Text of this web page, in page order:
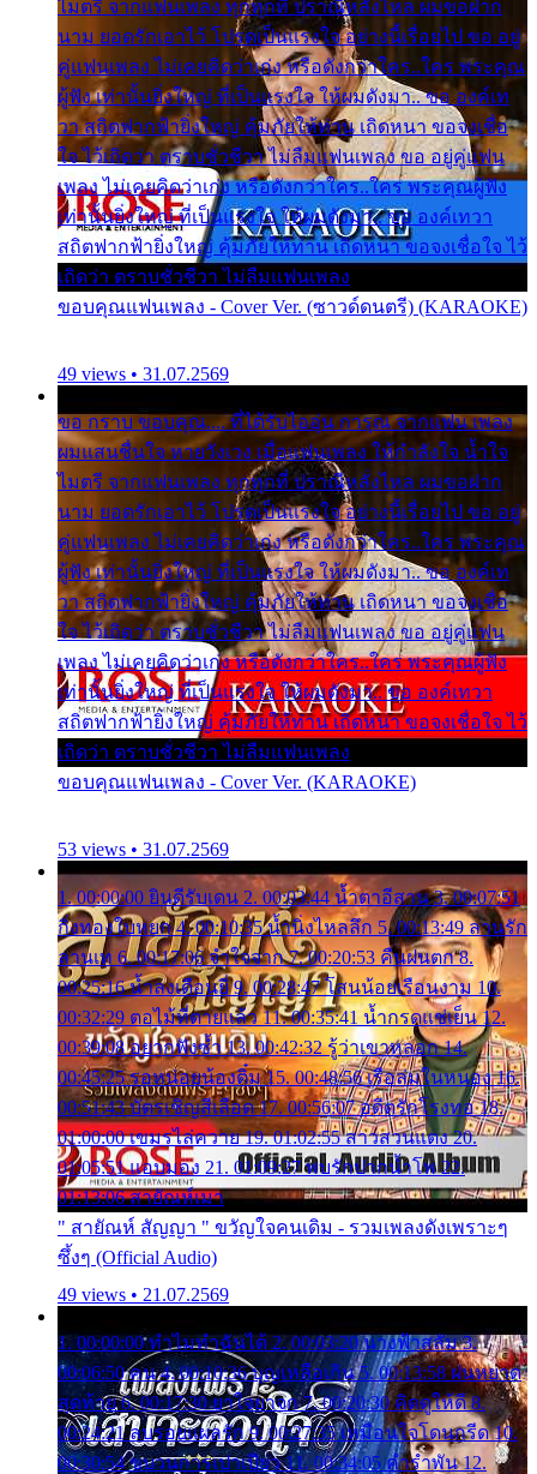
ไมตรี จากแฟนเพลง ทุกทุกที่ ปราณีหลั่งไหล ผมขอฝาก
นาม ยอดรักเอาไว้ โปรดเป็นแรงใจ อย่างนี้เรื่อยไป ขอ อยู่
คู่แฟนเพลง ไม่เคยคิดว่าเก่ง หรือดังกว่าใคร..ใคร พระคุณ
ผู้ฟัง เท่านั้นยิ่งใหญ่ ที่เป็นแรงใจ ให้ผมดังมา.. ขอ องค์เท
วา สถิตฟากฟ้ายิ่งใหญ่ คุ้มภัยให้ท่าน เถิดหนา ขอจงเชื่อ
ใจ ไว้เถิดว่า ตราบชั่วชีวา ไม่ลืมแฟนเพลง ขอ อยู่คู่แฟน
เพลง ไม่เคยคิดว่าเก่ง หรือดังกว่าใคร..ใคร พระคุณผู้ฟัง
เท่านั้นยิ่งใหญ่ ที่เป็นแรงใจ ให้ผมดังมา.. ขอ องค์เทวา
สถิตฟากฟ้ายิ่งใหญ่ คุ้มภัยให้ท่าน เถิดหนา ขอจงเชื่อใจ ไว้
เถิดว่า ตราบชั่วชีวา ไม่ลืมแฟนเพลง
ขอบคุณแฟนเพลง - Cover Ver. (ซาวด์ดนตรี) (KARAOKE)
49 views • 31.07.2569
ขอ กราบ ขอบคุณ.... ที่ได้รับไออุ่น การุณ จากแฟน เพลง
ผมแสนชื่นใจ หายวังเวง เมื่อแฟนเพลง ให้กำลังใจ น้ำใจ
ไมตรี จากแฟนเพลง ทุกทุกที่ ปราณีหลั่งไหล ผมขอฝาก
นาม ยอดรักเอาไว้ โปรดเป็นแรงใจ อย่างนี้เรื่อยไป ขอ อยู่
คู่แฟนเพลง ไม่เคยคิดว่าเก่ง หรือดังกว่าใคร..ใคร พระคุณ
ผู้ฟัง เท่านั้นยิ่งใหญ่ ที่เป็นแรงใจ ให้ผมดังมา.. ขอ องค์เท
วา สถิตฟากฟ้ายิ่งใหญ่ คุ้มภัยให้ท่าน เถิดหนา ขอจงเชื่อ
ใจ ไว้เถิดว่า ตราบชั่วชีวา ไม่ลืมแฟนเพลง ขอ อยู่คู่แฟน
เพลง ไม่เคยคิดว่าเก่ง หรือดังกว่าใคร..ใคร พระคุณผู้ฟัง
เท่านั้นยิ่งใหญ่ ที่เป็นแรงใจ ให้ผมดังมา.. ขอ องค์เทวา
สถิตฟากฟ้ายิ่งใหญ่ คุ้มภัยให้ท่าน เถิดหนา ขอจงเชื่อใจ ไว้
เถิดว่า ตราบชั่วชีวา ไม่ลืมแฟนเพลง
ขอบคุณแฟนเพลง - Cover Ver. (KARAOKE)
53 views • 31.07.2569
1. 00:00:00 ยินดีรับเดน 2. 00:03:44 น้ำตาอีสาน 3. 00:07:51
กิ่งทองใบหยก 4. 00:10:35 น้ำนิ่งไหลลึก 5. 00:13:49 ลานรัก
ลานเท 6. 00:17:06 จำใจจาก 7. 00:20:53 คืนฝนตก 8.
00:25:16 น้ำลงเดือนยี่ 9. 00:28:47 โสนน้อยเรือนงาม 10.
00:32:29 ตอไม้ที่ตายแล้ว 11. 00:35:41 น้ำกรดแช่เย็น 12.
00:39:08 อยากฟังซ้ำ 13. 00:42:32 รู้ว่าเขาหลอก 14.
00:45:25 รอหน่อยน้องติ๋ม 15. 00:48:56 เรือล่มในหนอง 16.
00:51:43 บัตรเชิญสีเลือด 17. 00:56:07 อดีตรักโรงทอ 18.
01:00:00 เขมรไล่ควาย 19. 01:02:55 สาวสวนแตง 20.
01:05:51 แอบมอง 21. 01:09:27 พบรักปากน้ำโพ 22.
01:13:06 สายัณห์เมา
" สายัณห์ สัญญา " ขวัญใจคนเดิม - รวมเพลงดังเพราะๆ
ซึ้งๆ (Official Audio)
49 views • 21.07.2569
1. 00:00:00 ทำไมทำฉันได้ 2. 00:03:20 นางฟ้าสลัม 3.
00:06:50 คน 4. 00:10:36 บุญเหลือเกิน 5. 00:13:58 ฝนหยาด
สุดท้าย 6. 00:17:30 ยาใจยาจก 7. 00:20:30 คิดดูให้ดี 8.
00:24:21 ลบรอยแผลรัก 9. 00:27:35 เหมือนใจโดนกรีด 10.
00:30:54 ขบวนการเปาเปียว 11. 00:34:05 คำรำพัน 12.